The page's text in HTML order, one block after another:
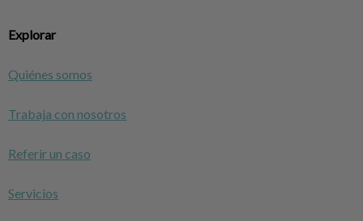
Explorar
Quiénes somos
Trabaja con nosotros
Referir un caso
Servicios